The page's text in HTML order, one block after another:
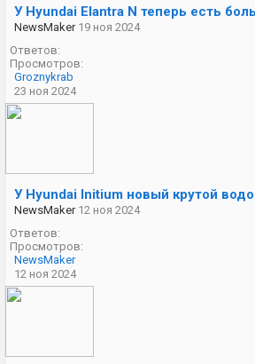
У Hyundai Elantra N теперь есть
NewsMaker 19 ноя 2024
Ответов:
Просмотров:
Groznykrab
23 ноя 2024
У Hyundai Initium новый крутой
NewsMaker 12 ноя 2024
Ответов:
Просмотров:
NewsMaker
12 ноя 2024